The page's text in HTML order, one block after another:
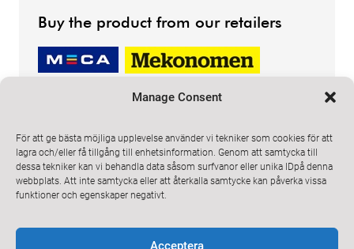
Manage Consent
För att ge bästa möjliga upplevelse använder vi tekniker som cookies för att
lagra och/eller få tillgång till enhetsinformation. Genom att samtycka till
dessa tekniker kan vi behandla data såsom surfvanor eller unika IDpå denna
webbplats. Att inte samtycka eller att återkalla samtycke kan påverka vissa
funktioner och egenskaper negativt.
Acceptera
Buy the product from our retailers
ProMeister Solutions
Emailinfo@promeister.com
Prenumerera på vårt nyhetsbrev